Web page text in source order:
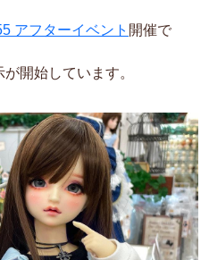
アフターイベント 開催で
開始しています。